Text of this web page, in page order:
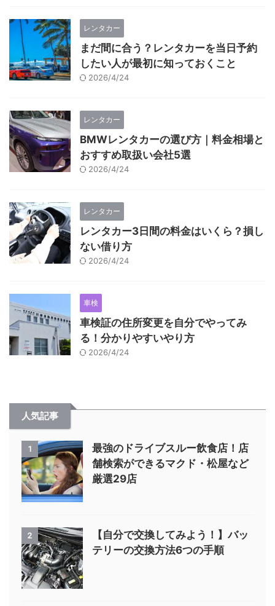
レンタカー
まだ間に合う？レンタカーを当日予約
したい人が最初に知っておくこと
2026/4/24
レンタカー
BMWレンタカーの選び方｜料金相場と
おすすめ取扱い会社5選
2026/4/24
レンタカー
レンタカー3日間の料金はいくら？損し
ない借り方
2026/4/24
車検
車検証の住所変更を自分でやってみ
る！分かりやすいやり方
2026/4/24
人気記事
1
最強のドライブスルー飲食店！店
舗検索ができるマクド・松屋など
厳選29店
2
【自分で交換してみよう！】バッ
テリーの交換方法6つの手順